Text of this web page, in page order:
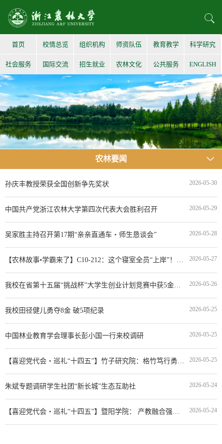
首页 校情总览 组织机构 师资队伍 教育教学 科学研究
社会服务 国际交流 招生就业 农林文化 公共服务 ENGLISH
农林要闻
2026-05-30
孙庆丰教授荣获全国创新争先奖状
2026-05-29
中国共产党浙江农林大学第四次代表大会胜利召开
2026-05-28
吴家胜主持召开第17期“亲亲直通车・师生恳谈会”
2026-05-27
【农林故事•学霸来了】C10-212：这个寝室全员“上岸”！一起把梦想写在青春征程上
2026-05-26
我校在省第十五届“挑战杯”大学生创业计划竞赛中获5金，再捧“优胜杯”
2026-05-25
我校田径健儿勇夺8金 破5项纪录
2026-05-25
中国林业教育学会理事长彭小国一行来校调研
2026-05-25
【喜迎党代会・巡礼“十四五”】竹子研究院：格竹笃行勇立潮头 创新致远谱写新篇
2026-05-24
朱斌专题调研学生社团“新长城”生态互助社
2026-05-24
【喜迎党代会・巡礼“十四五”】暨阳学院： 产教融合强赋能 笃行实干谱新篇